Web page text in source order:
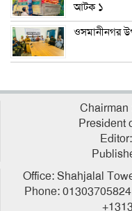
আটক ১
ওসমানীনগর
Chairman
President
Office: Shahjalal
Phone: